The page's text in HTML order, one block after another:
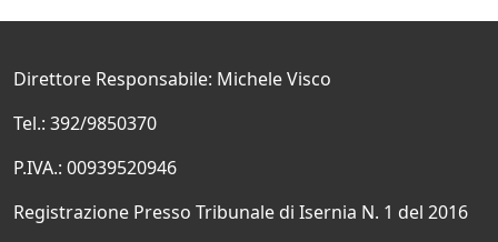
Direttore Responsabile: Michele Visco
Tel.: 392/9850370
P.IVA.: 00939520946
Registrazione Presso Tribunale di Isernia N. 1 del 2016